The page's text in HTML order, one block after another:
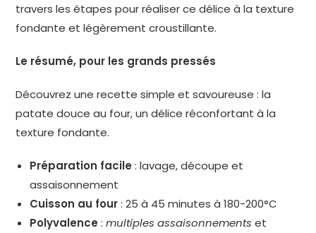
travers les étapes pour réaliser ce délice à la texture
fondante et légèrement croustillante.
Le résumé, pour les grands pressés
Découvrez une recette simple et savoureuse : la
patate douce au four, un délice réconfortant à la
texture fondante.
Préparation facile : lavage, découpe et
assaisonnement
Cuisson au four: 25 à 45 minutes à 180-200°C
Polyvalence :multiples assaisonnements et